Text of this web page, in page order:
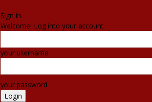
Sign in
Welcome! Log into your account
your username
your password